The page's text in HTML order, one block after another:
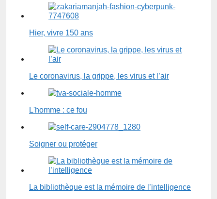
Hier, vivre 150 ans
Le coronavirus, la grippe, les virus et l’air
L'homme : ce fou
Soigner ou protéger
La bibliothèque est la mémoire de l’intelligence